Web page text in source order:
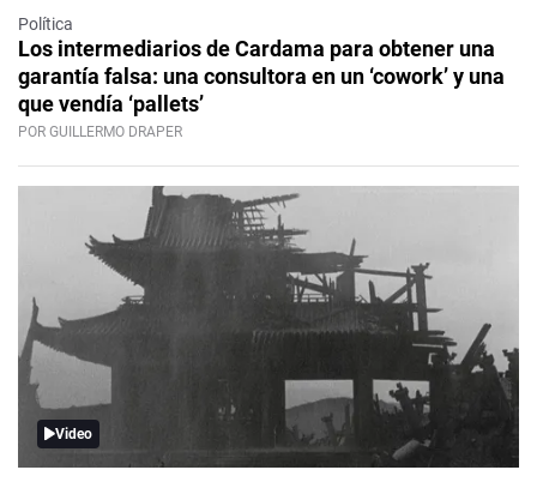
Política
Los intermediarios de Cardama para obtener una
garantía falsa: una consultora en un ‘cowork’ y una
que vendía ‘pallets’
POR GUILLERMO DRAPER
Video